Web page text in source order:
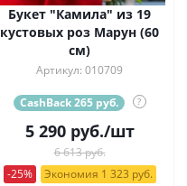
Букет "Камила" из 19
кустовых роз Марун (60
см)
Артикул: 010709
CashBack 265 руб. ?
5 290руб./шт
6 613 руб.
-25%
Экономия 1 323 руб.